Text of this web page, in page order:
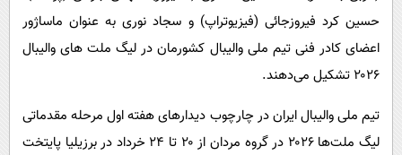
حسین کرد فیروزجائی (فیزیوتراپ) و سجاد نوری به عنوان ماساژور
اعضای کادر فنی تیم ملی والیبال کشورمان در لیگ ملت های والیبال
۲۰۲۶ تشکیل می‌دهند.
تیم ملی والیبال ایران در چارچوب دیدارهای هفته اول مرحله مقدماتی
لیگ ملت‌ها ۲۰۲۶ در گروه مردان از ۲۰ تا ۲۴ خرداد در برزیلیا پایتخت